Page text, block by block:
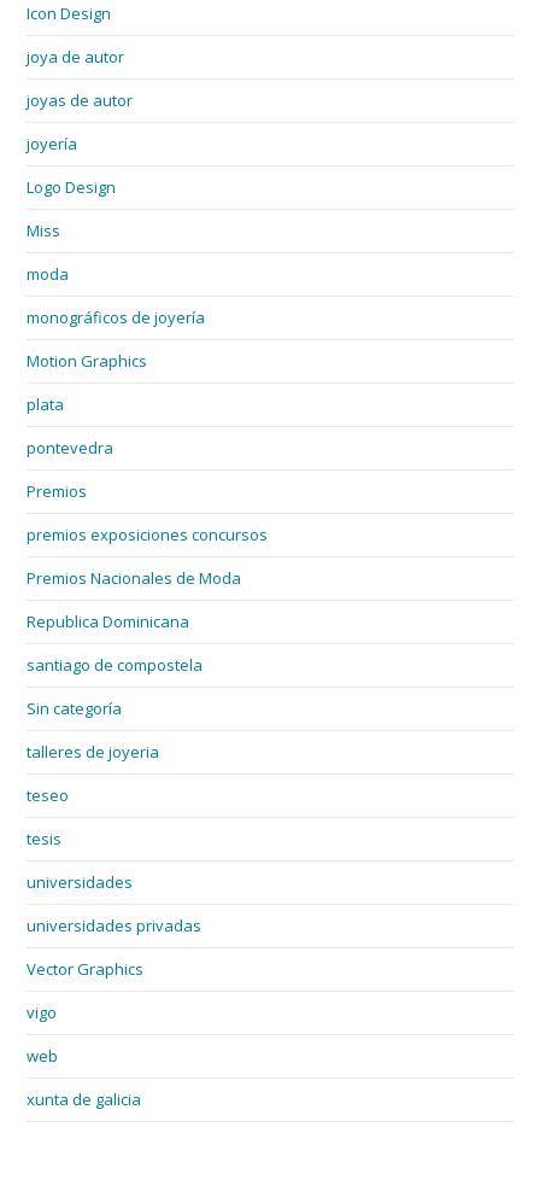
Icon Design
joya de autor
joyas de autor
joyería
Logo Design
Miss
moda
monográficos de joyería
Motion Graphics
plata
pontevedra
Premios
premios exposiciones concursos
Premios Nacionales de Moda
Republica Dominicana
santiago de compostela
Sin categoría
talleres de joyeria
teseo
tesis
universidades
universidades privadas
Vector Graphics
vigo
web
xunta de galicia